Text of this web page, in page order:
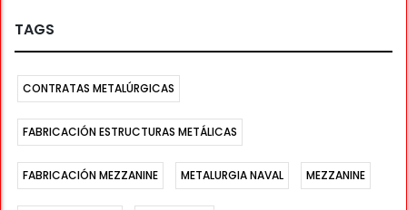
TAGS
CONTRATAS METALÚRGICAS
FABRICACIÓN ESTRUCTURAS METÁLICAS
FABRICACIÓN MEZZANINE METALURGIA NAVAL MEZZANINE